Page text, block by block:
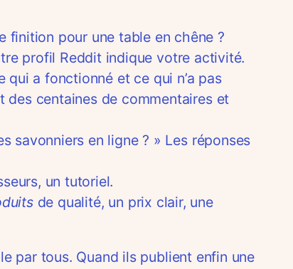
finition pour une table en chêne ?
profil Reddit indique votre activité.
qui a fonctionné et ce qui n’a pas
des centaines de commentaires et
savonniers en ligne ? » Les réponses
un tutoriel.
de qualité, un prix clair, une
par tous. Quand ils publient enfin une